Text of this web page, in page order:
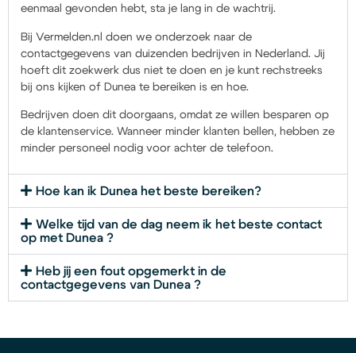
eenmaal gevonden hebt, sta je lang in de wachtrij.
Bij Vermelden.nl doen we onderzoek naar de
contactgegevens van duizenden bedrijven in Nederland. Jij
hoeft dit zoekwerk dus niet te doen en je kunt rechstreeks
bij ons kijken of Dunea te bereiken is en hoe.
Bedrijven doen dit doorgaans, omdat ze willen besparen op
de klantenservice. Wanneer minder klanten bellen, hebben ze
minder personeel nodig voor achter de telefoon.
Hoe kan ik Dunea het beste bereiken?
Welke tijd van de dag neem ik het beste contact
op met Dunea ?
Heb jij een fout opgemerkt in de
contactgegevens van Dunea ?